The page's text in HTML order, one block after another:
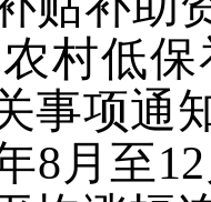
村低保
事项通
8 月至12